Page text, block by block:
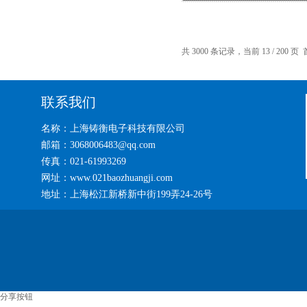
共 3000 条记录，当前 13 / 200 页
联系我们
名称：上海铸衡电子科技有限公司
邮箱：3068006483@qq.com
传真：021-61993269
网址：www.021baozhuangji.com
地址：上海松江新桥新中街199弄24-26号
分享按钮